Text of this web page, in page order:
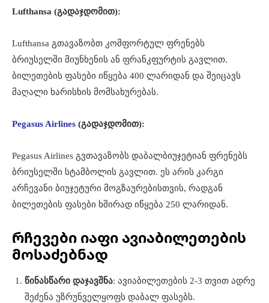
Lufthansa (გადაჯდომით):
Lufthansa გთავაზობთ კომფორტულ ფრენებს
ბრიუსელში მიუნხენის ან ფრანკფურტის გავლით.
ბილეთების ფასები იწყება 400 ლარიდან და შეიცავს
მაღალი ხარისხის მომსახურებას.
Pegasus Airlines (გადაჯდომით):
Pegasus Airlines გვთავაზობს დაბალბიუჯეტიან ფრენებს
ბრიუსელში სტამბოლის გავლით. ეს არის კარგი
არჩევანი ბიუჯეტური მოგზაურებისთვის, რადგან
ბილეთების ფასები ხშირად იწყება 250 ლარიდან.
რჩევები იაფი ავიაბილეთების
მოსაძებნად
წინასწარი დაჯავშნა: ავიაბილეთების 2-3 თვით ადრე
შეძენა უზრუნველყოფს დაბალ ფასებს.